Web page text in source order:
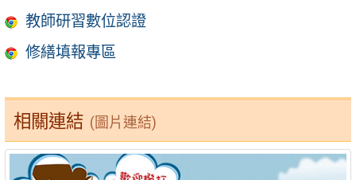
教師研習數位認證
修繕填報專區
相關連結 (圖片連結)